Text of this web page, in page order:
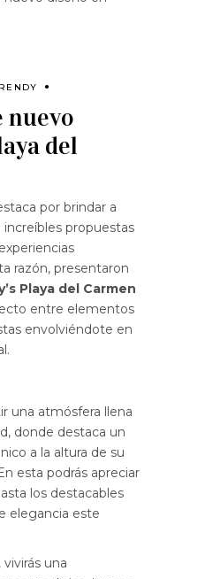
nuevo
del
por brindar a
increíbles propuestas
razón, presentaron
Playa del Carmen
entre elementos
envolviéndote en
una atmósfera llena
donde destaca un
a la altura de su
esta podrás apreciar
los destacables
elegancia este
vivirás una